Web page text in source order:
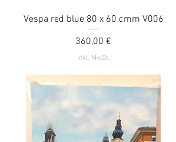
Schnellansicht
Vespa red blue 80 x 60 cmm V006
Preis
360,00 €
inkl. MwSt.